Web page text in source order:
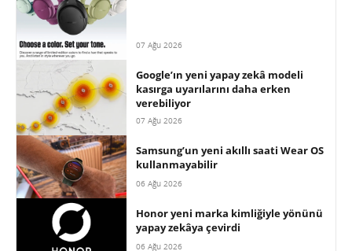
07 Ağu 2026
Google’ın yeni yapay zekâ modeli
kasırga uyarılarını daha erken
verebiliyor
07 Ağu 2026
Samsung’un yeni akıllı saati Wear OS
kullanmayabilir
06 Ağu 2026
Honor yeni marka kimliğiyle yönünü
yapay zekâya çevirdi
06 Ağu 2026